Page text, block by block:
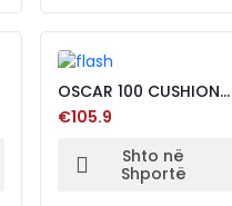
OSCAR 100 CUSHION
BLACK
€105.9
Shto në
Shportë